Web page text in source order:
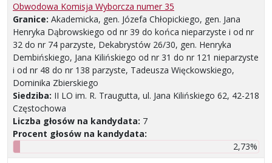
Obwodowa Komisja Wyborcza numer 35
Granice: Akademicka, gen. Józefa Chłopickiego, gen. Jana
Henryka Dąbrowskiego od nr 39 do końca nieparzyste i od nr
32 do nr 74 parzyste, Dekabrystów 26/30, gen. Henryka
Dembińskiego, Jana Kilińskiego od nr 31 do nr 121 nieparzyste
i od nr 48 do nr 138 parzyste, Tadeusza Więckowskiego,
Dominika Zbierskiego
Siedziba: II LO im. R. Traugutta, ul. Jana Kilińskiego 62, 42-218
Częstochowa
Liczba głosów na kandydata: 7
Procent głosów na kandydata:
2,73%